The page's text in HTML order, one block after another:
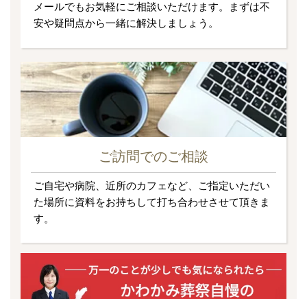
メールでもお気軽にご相談いただけます。まずは不
安や疑問点から一緒に解決しましょう。
ご訪問でのご相談
ご自宅や病院、近所のカフェなど、ご指定いただい
た場所に資料をお持ちして打ち合わせさせて頂きま
す。